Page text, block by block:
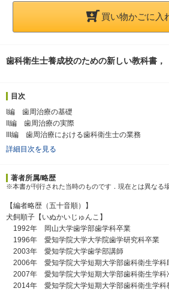
買い物かごに入
歯科衛生士養成校のための新しい教科書，
目次
I編 歯周治療の基礎
II編 歯周治療の実際
III編 歯周治療における歯科衛生士の業務
詳細目次を見る
著者所属/略歴
※本書が刊行された当時のものです．現在とは異なる
【編者略歴（五十音順）】
犬飼順子【いぬかいじゅんこ】
1992年 岡山大学歯学部歯学科卒業
1996年 愛知学院大学大学院歯学研究科卒業
2003年 愛知学院大学歯学部講師
2006年 愛知学院大学短期大学部歯科衛生学科
2007年 愛知学院大学短期大学部歯科衛生学科
2014年 愛知学院大学短期大学部歯科衛生学科